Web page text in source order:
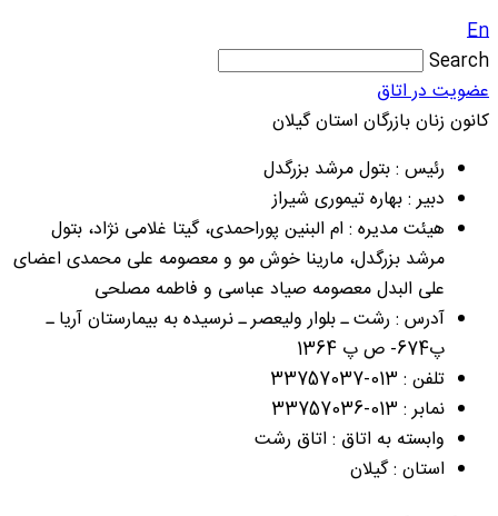
En
Search
عضویت در اتاق
کانون زنان بازرگان استان گیلان
رئیس : بتول مرشد بزرگدل
دبیر : بهاره تیموری شیراز
هیئت مدیره : ام البنین پوراحمدی، گیتا غلامی نژاد، بتول
مرشد بزرگدل، مارینا خوش مو و معصومه علی محمدی اعضای
علی البدل معصومه صیاد عباسی و فاطمه مصلحی
آدرس : رشت ـ بلوار ولیعصر ـ نرسیده به بیمارستان آریا ـ
پ674- ص پ 1364
تلفن : 013-33757037
نمابر : 013-33757036
وابسته به اتاق : اتاق رشت
استان : گیلان